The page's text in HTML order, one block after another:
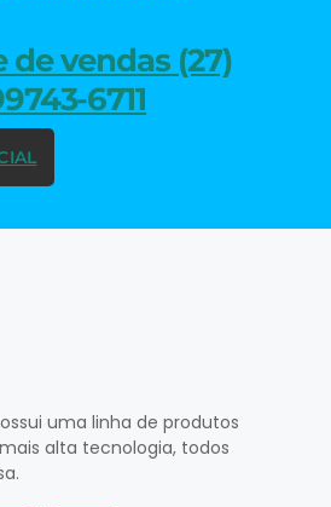
de vendas (27)
6711
uma linha de produtos
alta tecnologia, todos